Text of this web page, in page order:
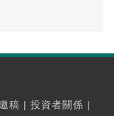
稿 | 投資者關係 |